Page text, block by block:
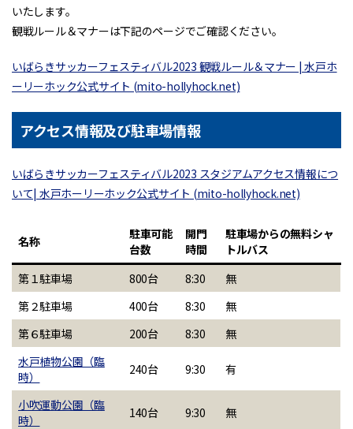
いたします。
観戦ルール＆マナーは下記のページでご確認ください。
いばらきサッカーフェスティバル2023 観戦ルール＆マナー | 水戸ホ
ーリーホック公式サイト (mito-hollyhock.net)
アクセス情報及び駐車場情報
いばらきサッカーフェスティバル2023 スタジアムアクセス情報につ
いて| 水戸ホーリーホック公式サイト (mito-hollyhock.net)
名称
駐車可能
台数
開門
時間
駐車場からの無料シャ
トルバス
第１駐車場
800台 8:30
無
第２駐車場
400台 8:30
無
第６駐車場
200台 8:30
無
水戸植物公園（臨
時）
240台 9:30 有
小吹運動公園（臨
時）
140台 9:30 無